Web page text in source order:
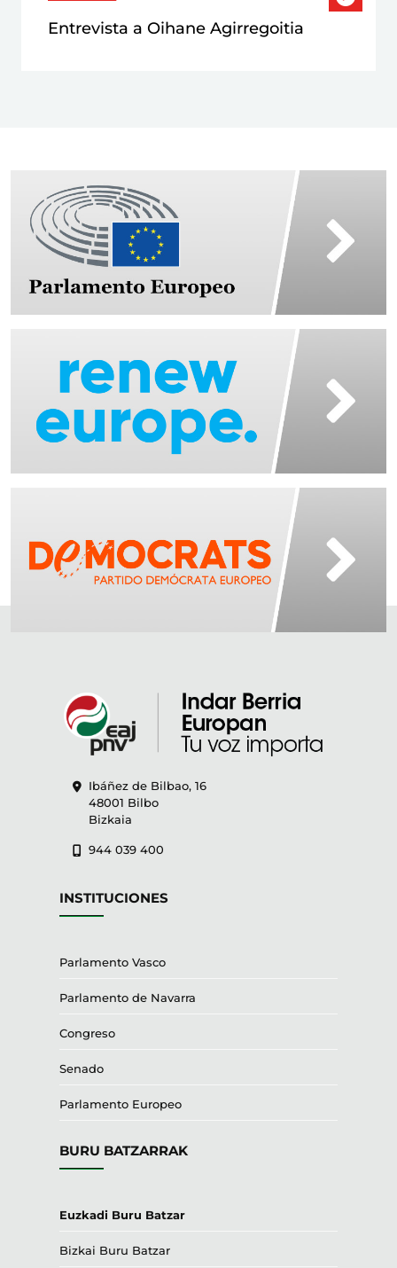
Entrevista a Oihane Agirregoitia
Ibáñez de Bilbao, 16
48001 Bilbo
Bizkaia
944 039 400
INSTITUCIONES
Parlamento Vasco
Parlamento de Navarra
Congreso
Senado
Parlamento Europeo
BURU BATZARRAK
Euzkadi Buru Batzar
Bizkai Buru Batzar